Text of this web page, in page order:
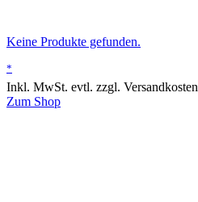
Keine Produkte gefunden.
*
Inkl. MwSt. evtl. zzgl. Versandkosten
Zum Shop